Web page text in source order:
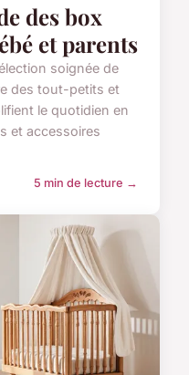
des box
et parents
soignée de
des tout-petits et
le quotidien en
et accessoires
5 min de lecture →